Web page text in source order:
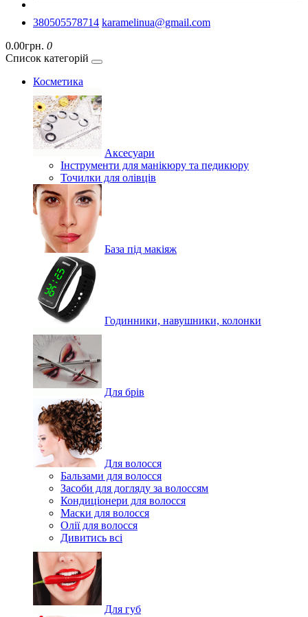
380505578714 karamelinua@gmail.com
0.00грн. 0
Список категорій
Косметика
Аксесуари
Інструменти для манікюру та педикюру
Точилки для олівців
База під макіяж
Годинники, навушники, колонки
Для брів
Для волосся
Бальзами для волосся
Засоби для догляду за волоссям
Кондиціонери для волосся
Маски для волосся
Олії для волосся
Дивитись всі
Для губ